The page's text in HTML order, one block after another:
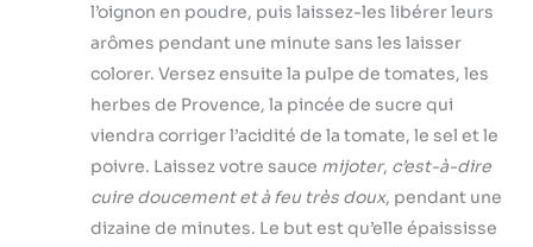
l’oignon en poudre, puis laissez-les libérer leurs
arômes pendant une minute sans les laisser
colorer. Versez ensuite la pulpe de tomates, les
herbes de Provence, la pincée de sucre qui
viendra corriger l’acidité de la tomate, le sel et le
poivre. Laissez votre sauce mijoter, c’est-à-dire
cuire doucement et à feu très doux, pendant une
dizaine de minutes. Le but est qu’elle épaississe